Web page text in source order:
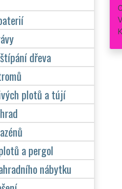
dřeva
plotů a tújí
a pergol
nábytku